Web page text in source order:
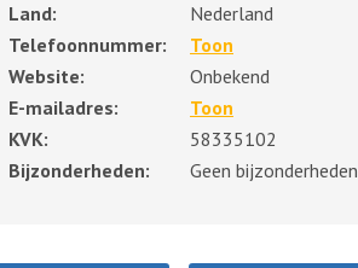
Land:
Nederland
Telefoonnummer:
Toon
Website:
Onbekend
E-mailadres:
Toon
KVK:
58335102
Bijzonderheden:
Geen bijzonderheden